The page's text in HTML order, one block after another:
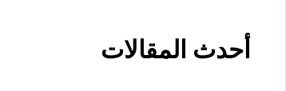
أحدث المقالات